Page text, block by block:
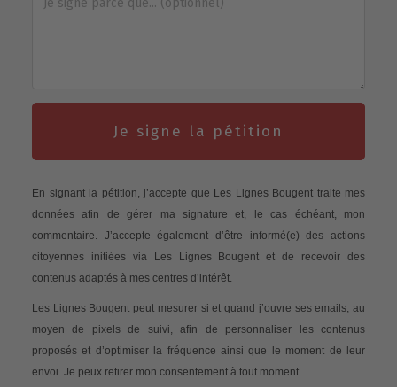
Je signe la pétition
En signant la pétition, j’accepte que Les Lignes Bougent traite mes
données afin de gérer ma signature et, le cas échéant, mon
commentaire. J’accepte également d’être informé(e) des actions
citoyennes initiées via Les Lignes Bougent et de recevoir des
contenus adaptés à mes centres d’intérêt.
Les Lignes Bougent peut mesurer si et quand j’ouvre ses emails, au
moyen de pixels de suivi, afin de personnaliser les contenus
proposés et d’optimiser la fréquence ainsi que le moment de leur
envoi. Je peux retirer mon consentement à tout moment.